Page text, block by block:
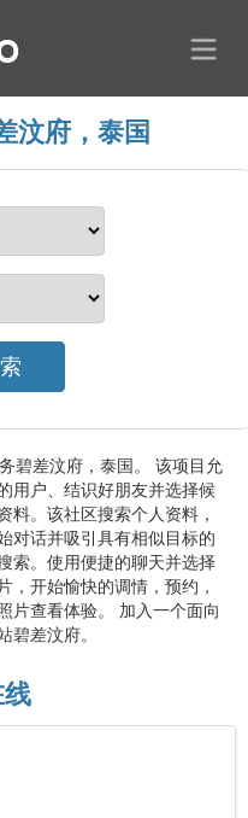
汶府，泰国
碧差汶府，泰国。 该项目允
用户、结识好朋友并选择候
料。该社区搜索个人资料，
对话并吸引具有相似目标的
索。使用便捷的聊天并选择
，开始愉快的调情，预约，
片查看体验。 加入一个面向
碧差汶府。